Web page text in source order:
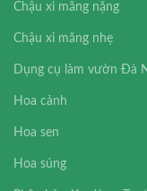
Chậu xi măng nặng
Chậu xi măng nhẹ
Dụng cụ làm vườn Đà
Hoa cảnh
Hoa sen
Hoa súng